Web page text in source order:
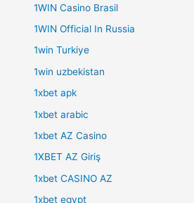
1WIN Casino Brasil
1WIN Official In Russia
1win Turkiye
1win uzbekistan
1xbet apk
1xbet arabic
1xbet AZ Casino
1XBET AZ Giriş
1xbet CASINO AZ
1xbet egypt